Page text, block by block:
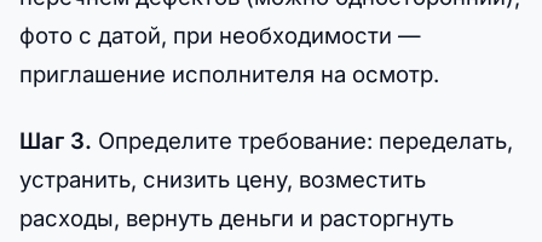
фото с датой, при необходимости —
приглашение исполнителя на осмотр.
Шаг 3. Определите требование: переделать,
устранить, снизить цену, возместить
расходы, вернуть деньги и расторгнуть